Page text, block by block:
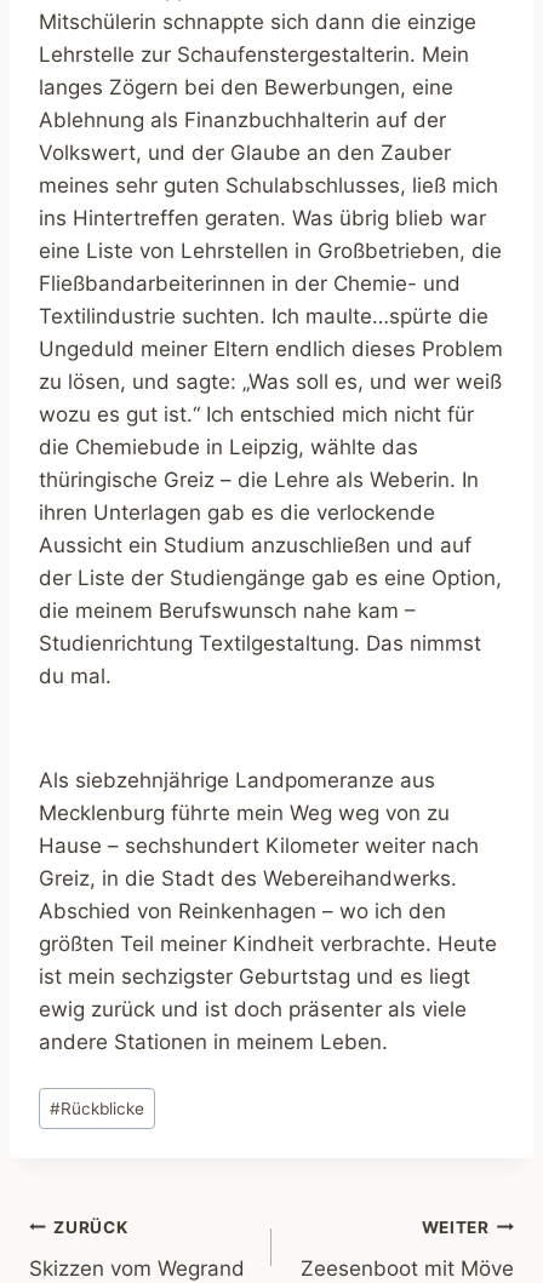
Mitschülerin schnappte sich dann die einzige
Lehrstelle zur Schaufenstergestalterin. Mein
langes Zögern bei den Bewerbungen, eine
Ablehnung als Finanzbuchhalterin auf der
Volkswert, und der Glaube an den Zauber
meines sehr guten Schulabschlusses, ließ mich
ins Hintertreffen geraten. Was übrig blieb war
eine Liste von Lehrstellen in Großbetrieben, die
Fließbandarbeiterinnen in der Chemie- und
Textilindustrie suchten. Ich maulte…spürte die
Ungeduld meiner Eltern endlich dieses Problem
zu lösen, und sagte: „Was soll es, und wer weiß
wozu es gut ist.“ Ich entschied mich nicht für
die Chemiebude in Leipzig, wählte das
thüringische Greiz – die Lehre als Weberin. In
ihren Unterlagen gab es die verlockende
Aussicht ein Studium anzuschließen und auf
der Liste der Studiengänge gab es eine Option,
die meinem Berufswunsch nahe kam –
Studienrichtung Textilgestaltung. Das nimmst
du mal.
Als siebzehnjährige Landpomeranze aus
Mecklenburg führte mein Weg weg von zu
Hause – sechshundert Kilometer weiter nach
Greiz, in die Stadt des Webereihandwerks.
Abschied von Reinkenhagen – wo ich den
größten Teil meiner Kindheit verbrachte. Heute
ist mein sechzigster Geburtstag und es liegt
ewig zurück und ist doch präsenter als viele
andere Stationen in meinem Leben.
Schlagworte:
#Rückblicke
Beitragsnavigation
ZURÜCK
Skizzen vom Wegrand
WEITER
Zeesenboot mit Möve